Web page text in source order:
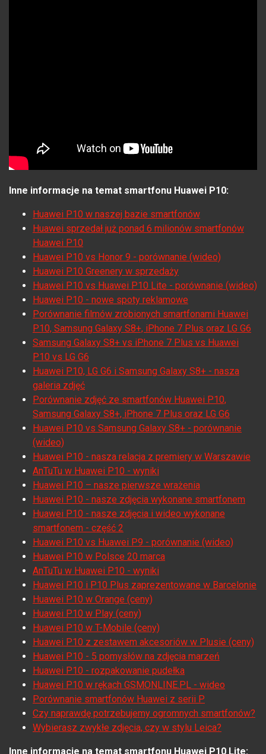
Inne informacje na temat smartfonu Huawei P10:
Huawei P10 w naszej bazie smartfonów
Huawei sprzedał już ponad 6 milionów smartfonów
Huawei P10
Huawei P10 vs Honor 9 - porównanie (wideo)
Huawei P10 Greenery w sprzedaży
Huawei P10 vs Huawei P10 Lite - porównanie (wideo)
Huawei P10 - nowe spoty reklamowe
Porównanie filmów zrobionych smartfonami Huawei
P10, Samsung Galaxy S8+, iPhone 7 Plus oraz LG G6
Samsung Galaxy S8+ vs iPhone 7 Plus vs Huawei
P10 vs LG G6
Huawei P10, LG G6 i Samsung Galaxy S8+ - nasza
galeria zdjęć
Porównanie zdjęć ze smartfonów Huawei P10,
Samsung Galaxy S8+, iPhone 7 Plus oraz LG G6
Huawei P10 vs Samsung Galaxy S8+ - porównanie
(wideo)
Huawei P10 - nasza relacja z premiery w Warszawie
AnTuTu w Huawei P10 - wyniki
Huawei P10 – nasze pierwsze wrażenia
Huawei P10 - nasze zdjęcia wykonane smartfonem
Huawei P10 - nasze zdjęcia i wideo wykonane
smartfonem - część 2
Huawei P10 vs Huawei P9 - porównanie (wideo)
Huawei P10 w Polsce 20 marca
AnTuTu w Huawei P10 - wyniki
Huawei P10 i P10 Plus zaprezentowane w Barcelonie
Huawei P10 w Orange (ceny)
Huawei P10 w Play (ceny)
Huawei P10 w T-Mobile (ceny)
Huawei P10 z zestawem akcesoriów w Plusie (ceny)
Huawei P10 - 5 pomysłów na zdjęcia marzeń
Huawei P10 - rozpakowanie pudełka
Huawei P10 w rękach GSMONLINE.PL - wideo
Porównanie smartfonów Huawei z serii P
Czy naprawdę potrzebujemy ogromnych smartfonów?
Wybierasz zwykłe zdjęcia, czy w stylu Leica?
Inne informacje na temat smartfonu Huawei P10 Lite: